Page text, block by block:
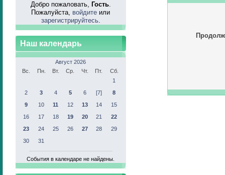
Добро пожаловать, Гость.
Пожалуйста, войдите или
зарегистрируйтесь.
Наш календарь
Август 2026
Вс.
Пн. Вт. Ср. Чт. Пт.
Сб.
1
2
3 4 5 6 [7]
8
9
10 11 12 13 14
15
16
17 18 19 20 21
22
23
24 25 26 27 28
29
30
31
События в календаре не найдены.